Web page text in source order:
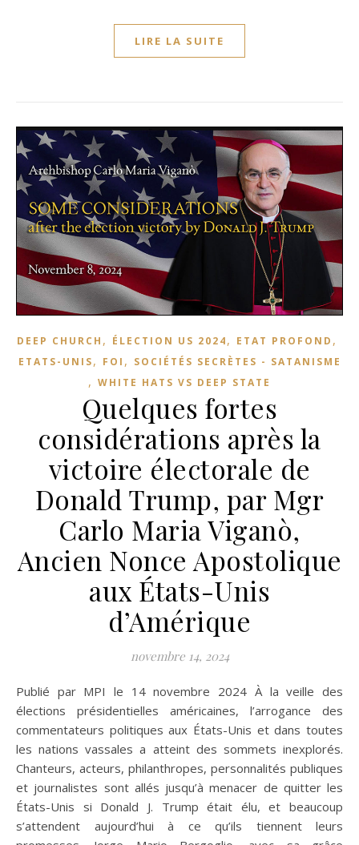
LIRE LA SUITE
DEEP CHURCH , ÉLECTION US 2024, ETAT PROFOND ,
ETATS-UNIS, FOI , SOCIÉTÉS SECRÈTES - SATANISME
, WHITE HATS VS DEEP STATE
Quelques fortes
considérations après la
victoire électorale de
Donald Trump, par Mgr
Carlo Maria Viganò,
Ancien Nonce Apostolique
aux États-Unis
d’Amérique
novembre 14, 2024
Publié par MPI le 14 novembre 2024 À la veille des
élections présidentielles américaines, l’arrogance des
commentateurs politiques aux États-Unis et dans toutes
les nations vassales a atteint des sommets inexplorés.
Chanteurs, acteurs, philanthropes, personnalités publiques
et journalistes sont allés jusqu’à menacer de quitter les
États-Unis si Donald J. Trump était élu, et beaucoup
s’attendent aujourd’hui à ce qu’ils tiennent leurs